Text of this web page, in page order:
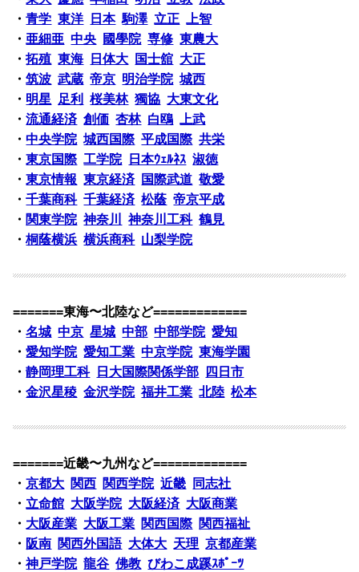
・青学 東洋 日本 駒澤 立正 上智
・亜細亜 中央 國學院 専修 東農大
・拓殖 東海 日体大 国士舘 大正
・筑波 武蔵 帝京 明治学院 城西
・ 明星 足利 桜美林 獨協 大東文化
・流通経済 創価 杏林 白鴎 上武
・中央学院 城西国際 平成国際 共栄
・東京国際 工学院 日本ｳｪﾙﾈｽ 淑徳
・東京情報 東京経済 国際武道 敬愛
・千葉商科 千葉経済 松蔭 帝京平成
・ 関東学院 神奈川 神奈川工科 鶴見
・桐蔭横浜 横浜商科 山梨学院
=======東海〜北陸など=============
・名城 中京 星城 中部 中部学院 愛知
・愛知学院 愛知工業 中京学院 東海学園
・静岡理工科 日大国際関係学部
四日市
・金沢星稜 金沢学院 福井工業 北陸 松本
=======近畿〜九州など=============
・京都大 関西 関西学院 近畿
同志社
・ 立命館 大阪学院 大阪経済 大阪商業
・ 大阪産業 大阪工業 関西国際 関西福祉
・ 阪南 関西外国語 大体大 天理 京都産業
・神戸学院 龍谷 佛教 びわこ成蹊ｽﾎﾟｰﾂ